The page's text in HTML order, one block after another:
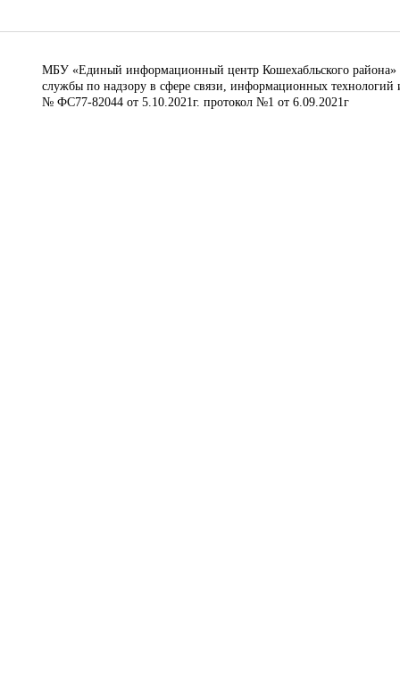
МБУ «Единый информационный центр Кошехабльского района»
службы по надзору в сфере связи, информационных
№ ФС77-82044 от 5.10.2021г. протокол №1 от 6.09.2021г